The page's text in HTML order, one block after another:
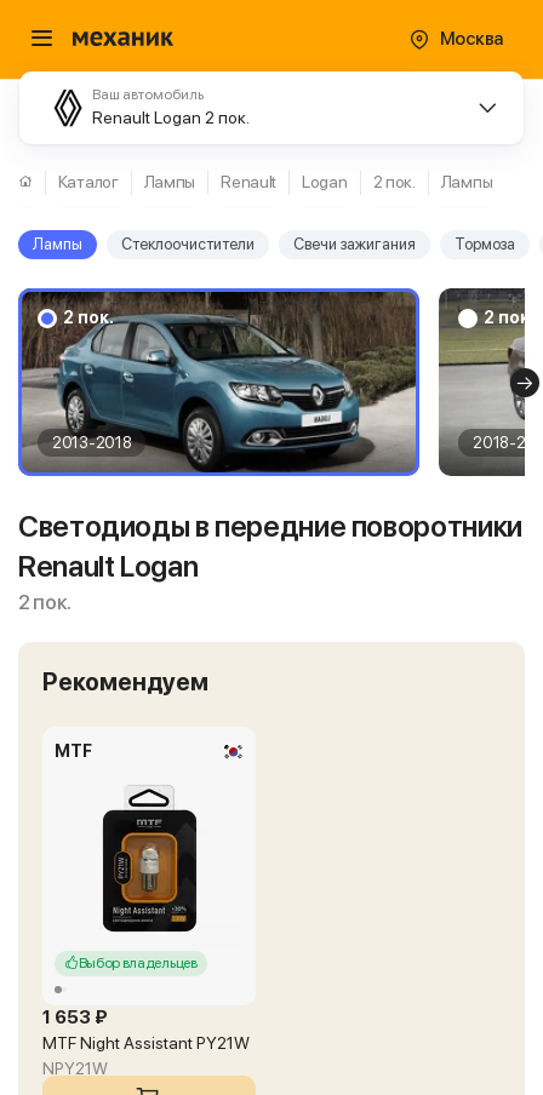
Москва
Ваш автомобиль
Renault Logan 2 пок.
Каталог Лампы Renault Logan 2 пок. Лампы
Лампы Стеклоочистители Свечи зажигания Тормоза
2 пок.
2013-2018
2 пок.
2018-
Светодиоды в передние поворотники
Renault Logan
2 пок.
Рекомендуем
MTF
Выбор владельцев
1 653 ₽
MTF Night Assistant PY21W
NPY21W